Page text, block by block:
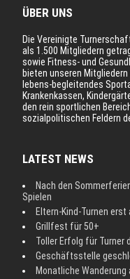
ÜBER UNS
Die Vereinigte
als 1.500 Mitgliedern
sowie Fitness- und
bieten unseren
lebens-begleitendes
Krankenkassen,
den rein sportlichen
sozialpolitischen Feldern
LATEST NEWS
Nach den
Spielen
Eltern-Kind-Turnen erst
Grillfest für 50+
Toller Erfolg für Turner
Geschäftsstelle
Monatliche Wanderung